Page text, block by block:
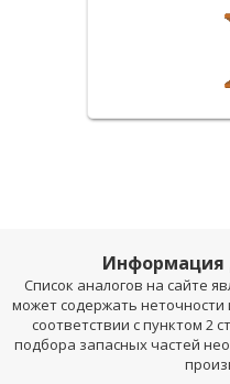
Информация
Список аналогов на сайте
может содержать неточности
соответствии с пунктом 2
подбора запасных частей